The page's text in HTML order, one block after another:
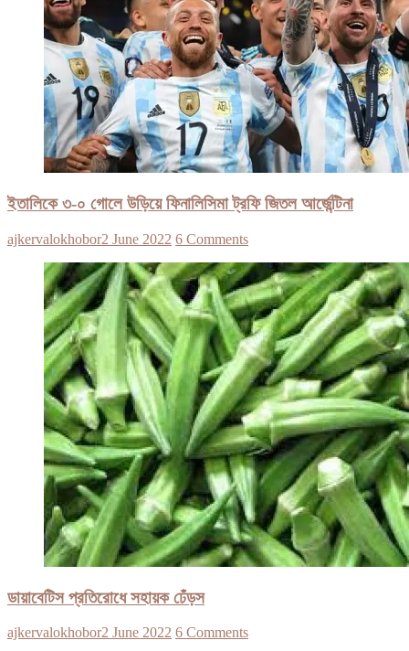
ইতালিকে ৩-০ গোলে উড়িয়ে ফিনালিসিমা ট্রফি জিতল আর্জেন্টিনা
ajkervalokhobor2 June 2022 6 Comments
ডায়াবেটিস প্রতিরোধে সহায়ক ঢেঁড়স
ajkervalokhobor2 June 2022 6 Comments